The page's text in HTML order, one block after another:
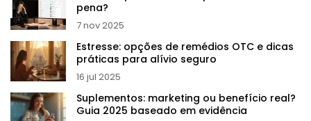
pena?
7 nov 2025
Estresse: opções de remédios OTC e dicas
práticas para alívio seguro
16 jul 2025
Suplementos: marketing ou benefício real?
Guia 2025 baseado em evidência